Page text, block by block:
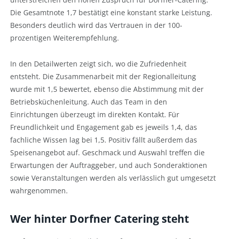
Die Gesamtnote 1,7 bestätigt eine konstant starke Leistung.
Besonders deutlich wird das Vertrauen in der 100-
prozentigen Weiterempfehlung.
In den Detailwerten zeigt sich, wo die Zufriedenheit
entsteht. Die Zusammenarbeit mit der Regionalleitung
wurde mit 1,5 bewertet, ebenso die Abstimmung mit der
Betriebsküchenleitung. Auch das Team in den
Einrichtungen überzeugt im direkten Kontakt. Für
Freundlichkeit und Engagement gab es jeweils 1,4, das
fachliche Wissen lag bei 1,5. Positiv fällt außerdem das
Speisenangebot auf. Geschmack und Auswahl treffen die
Erwartungen der Auftraggeber, und auch Sonderaktionen
sowie Veranstaltungen werden als verlässlich gut umgesetzt
wahrgenommen.
Wer hinter Dorfner Catering steht